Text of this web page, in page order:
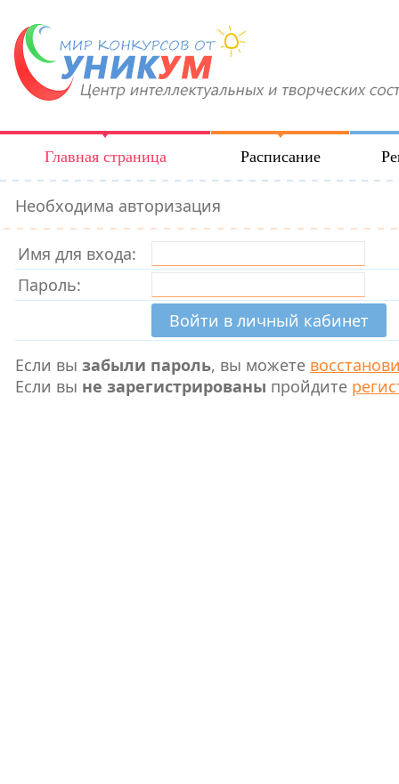
Главная страница Расписание
Необходима авторизация
Имя для входа:
Пароль:
Если вы забыли пароль, вы можете
Если вы не зарегистрированы пройдите